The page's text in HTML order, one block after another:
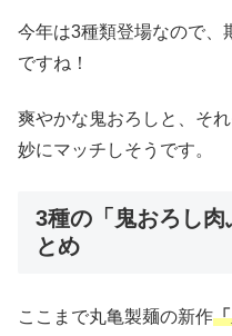
今年は3種類登場なので、
ですね！
爽やかな鬼おろしと、そ
妙にマッチしそうです。
3種の「鬼おろし肉
とめ
ここまで丸亀製麺の新作